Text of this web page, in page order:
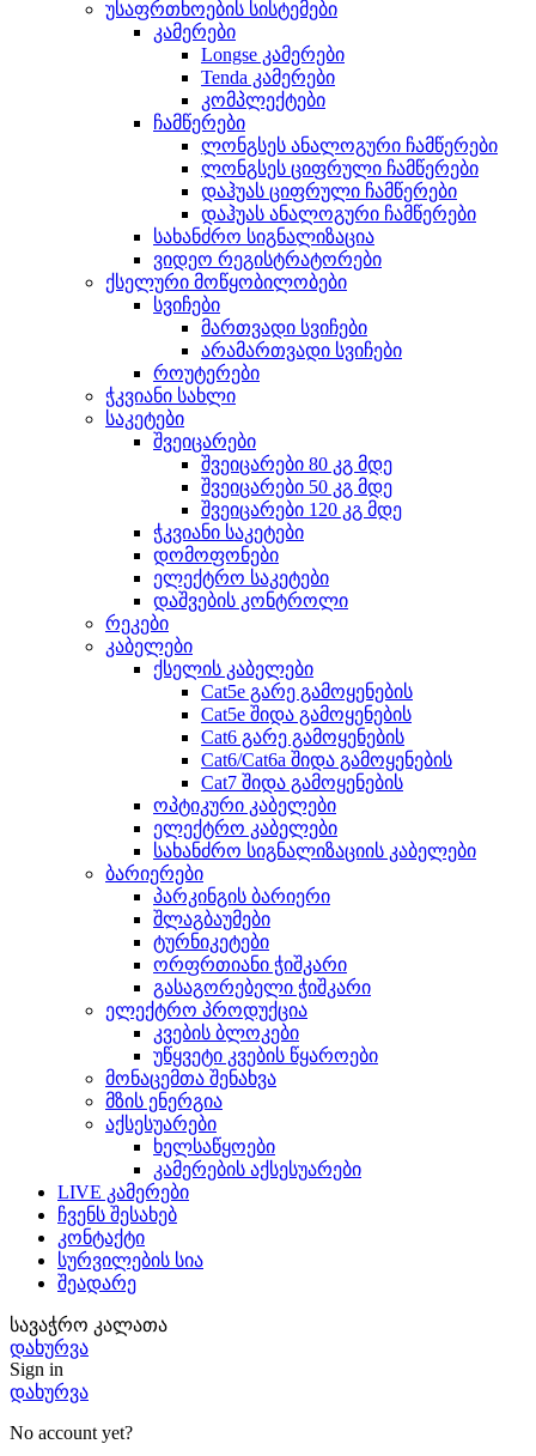
უსაფრთხოების სისტემები
კამერები
Longse კამერები
Tenda კამერები
კომპლექტები
ჩამწერები
ლონგსეს ანალოგური ჩამწერები
ლონგსეს ციფრული ჩამწერები
დაჰუას ციფრული ჩამწერები
დაჰუას ანალოგური ჩამწერები
სახანძრო სიგნალიზაცია
ვიდეო რეგისტრატორები
ქსელური მოწყობილობები
სვიჩები
მართვადი სვიჩები
არამართვადი სვიჩები
როუტერები
ჭკვიანი სახლი
საკეტები
შვეიცარები
შვეიცარები 80 კგ მდე
შვეიცარები 50 კგ მდე
შვეიცარები 120 კგ მდე
ჭკვიანი საკეტები
დომოფონები
ელექტრო საკეტები
დაშვების კონტროლი
რეკები
კაბელები
ქსელის კაბელები
Cat5e გარე გამოყენების
Cat5e შიდა გამოყენების
Cat6 გარე გამოყენების
Cat6/Cat6a შიდა გამოყენების
Cat7 შიდა გამოყენების
ოპტიკური კაბელები
ელექტრო კაბელები
სახანძრო სიგნალიზაციის კაბელები
ბარიერები
პარკინგის ბარიერი
შლაგბაუმები
ტურნიკეტები
ორფრთიანი ჭიშკარი
გასაგორებელი ჭიშკარი
ელექტრო პროდუქცია
კვების ბლოკები
უწყვეტი კვების წყაროები
მონაცემთა შენახვა
მზის ენერგია
აქსესუარები
ხელსაწყოები
კამერების აქსესუარები
LIVE კამერები
ჩვენს შესახებ
კონტაქტი
სურვილების სია
შეადარე
სავაჭრო კალათა
დახურვა
Sign in
დახურვა
No account yet?